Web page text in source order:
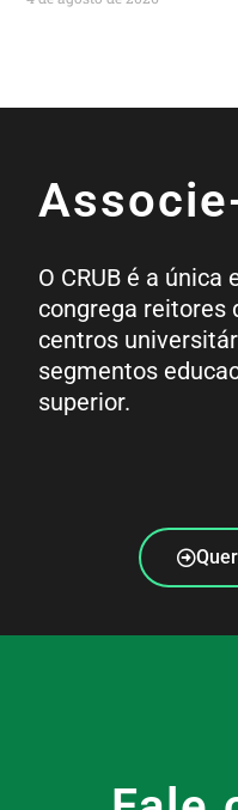
O CRUB é a
congrega reitores
centros
segmentos
superior.